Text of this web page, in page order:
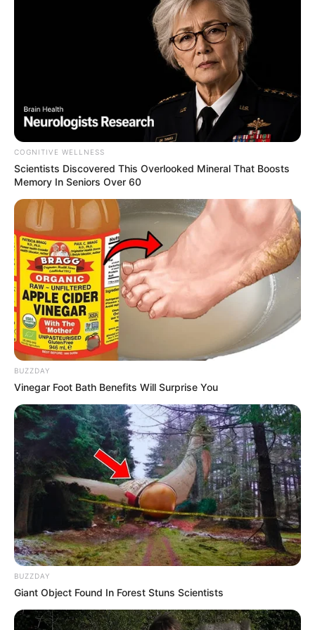
Na planie XIX, odc. 8
Przegląd tygodnia: Wieczór z Johnem Oliverem
Superman i Lois II, odc. 5
Wszyscy za jednego
26 lutego
Żona pilota
27 lutego
Ci, którzy życzą mi śmierci
27 lutego
Mały motyl
27 lutego
Młody Sheldon V, odc. 14
27 lutego
Na zawsze w moim sercu
27 lutego
Obsesja Eve IV, odc. 1-2
27 lutego
Wampiry: Dziedzictwo IV, odc. 10
Co obejrzeć na iTunes, Apple TV+ i Amazon Prime
Video? „Halloween zabija” i „Paranormal Activity:
Next of Kin” w 4K
Serwis iTunesprzygotował dla swoich widzów premierę
dwóch horrorów. Pierwszy z nich, czyli „Halloween zabija”,
dostępny będzie wrozdzielczości 4Kz systemem obrazu
Dolby Visioni oryginalną ścieżką dźwiękową w formacie
” również doczeka się wersji w 4K z systemem
Vision, ale w jej przypadku zabraknie oryginalnej ścieżki
COGNITIVE WELLNESS
Scientists Discovered This Overlooked Mineral That Boosts
Memory In Seniors Over 60
BUZZDAY
Vinegar Foot Bath Benefits Will Surprise You
BUZZDAY
Giant Object Found In Forest Stuns Scientists